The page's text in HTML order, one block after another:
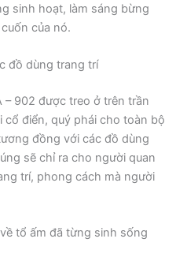
sinh hoạt, làm sáng bừng
của nó.
đồ dùng trang trí
– 902 được treo ở trên trần
điển, quý phái cho toàn bộ
đồng với các đồ dùng
sẽ chỉ ra cho người quan
trí, phong cách mà người
tổ ấm đã từng sinh sống